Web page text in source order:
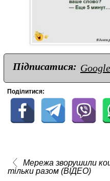
Підписатися:
Поділитися:
Мережа зворушили
тільки разом (ВІДЕО)